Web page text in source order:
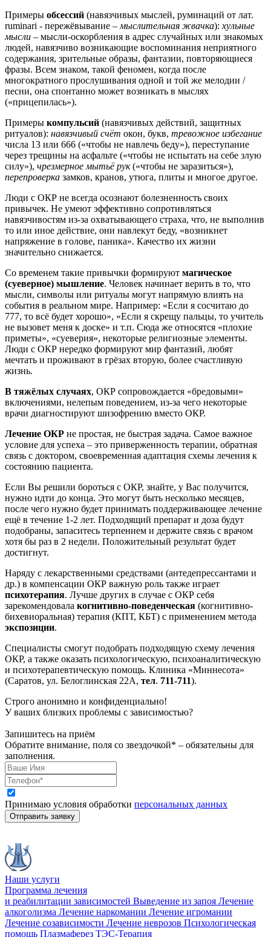
Примеры обсессий (навязчивых мыслей, руминаций от лат.
ruminari - пережёвывание – мыслительная жвачка): хульные
мысли – мысли-оскорбления в адрес случайных или знакомых
людей, навязчиво возникающие воспоминания неприятного
содержания, зрительные образы, фантазии, повторяющиеся
фразы. Всем знаком, такой феномен, когда после
многократного прослушивания одной и той же мелодии /
песни, она спонтанно может возникать в мыслях
(«прицепилась»).
Примеры компульсий (навязчивых действий, защитных
ритуалов): навязчивый счёт окон, букв, тревожное избегание
числа 13 или 666 («чтобы не навлечь беду»), переступание
через трещины на асфальте («чтобы не испытать на себе злую
силу»), чрезмерное мытьё рук(«чтобы не заразиться»),
перепроверка замков, кранов, утюга, плиты и многое другое.
Люди с ОКР не всегда осознают болезненность своих
привычек. Не умеют эффективно сопротивляться
навязчивостям из-за охватывающего страха, что, не выполнив
то или иное действие, они навлекут беду, «возникнет
напряжение в голове, паника». Качество их жизни
значительно снижается.
Со временем такие привычки формируют магическое
(суеверное) мышление. Человек начинает верить в то, что
мысли, символы или ритуалы могут напрямую влиять на
события в реальном мире. Например: «Если я сосчитаю до
777, то всё будет хорошо», «Если я скрещу пальцы, то учитель
не вызовет меня к доске» и т.п. Сюда же относятся «плохие
приметы», «суеверия», некоторые религиозные элементы.
Люди с ОКР нередко формируют мир фантазий, любят
мечтать и проживают в грёзах вторую, более счастливую
жизнь.
В тяжёлых случаях, ОКР сопровождается «бредовыми»
включениями, нелепым поведением, из-за чего некоторые
врачи диагностируют шизофрению вместо ОКР.
Лечение ОКР не простая, не быстрая задача. Самое важное
условие для успеха – это приверженность терапии, обратная
связь с доктором, своевременная адаптация схемы лечения к
состоянию пациента.
Если Вы решили бороться с ОКР, знайте, у Вас получится,
нужно идти до конца. Это могут быть несколько месяцев,
после чего нужно будет принимать поддерживающее лечение
ещё в течение 1-2 лет. Подходящий препарат и доза будут
подобраны, запаситесь терпением и держите связь с врачом
хотя бы раз в 2 недели. Положительный результат будет
достигнут.
Наряду с лекарственными средствами (антедепрессантами и
др.) в компенсации ОКР важную роль также играет
психотерапия. Лучше других в случае с ОКР себя
зарекомендовала когнитивно-поведенческая (когнитивно-
бихевиоральная) терапия (КПТ, КБТ) с применением метода
экспозиции.
Специалисты смогут подобрать подходящую схему лечения
ОКР, а также оказать психологическую, психоаналитическую
и психотерапевтическую помощь. Клиника «Миннесота»
(Саратов, ул. Белоглинская 22А, тел. 711-711).
Строго анонимно и конфиденциально!
У ваших близких проблемы с зависимостью?
Запишитесь на приём
Обратите внимание, поля со звездочкой* – обязательны для
заполнения.
Принимаю условия обработки персональных данных
Отправить заявку
Наши услуги
Программа лечения
и реабилитации зависимостей Выведение из запоя Лечение
алкоголизма Лечение наркомании Лечение игромании
Лечение созависимости Лечение неврозов Психологическая
помощь Плазмаферез ТЭС-Терапия